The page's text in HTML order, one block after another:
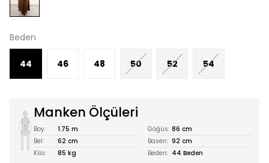
Beden
44 46 48 50 52 54
Manken Ölçüleri
Boy: 1.75 m Göğüs: 86 cm
Bel:
62 cm Basen: 92 cm
Kilo:
85 kg Beden: 44 Beden